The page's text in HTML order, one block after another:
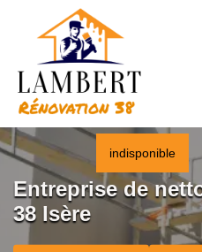
indisponible
Entreprise de
38 Isère